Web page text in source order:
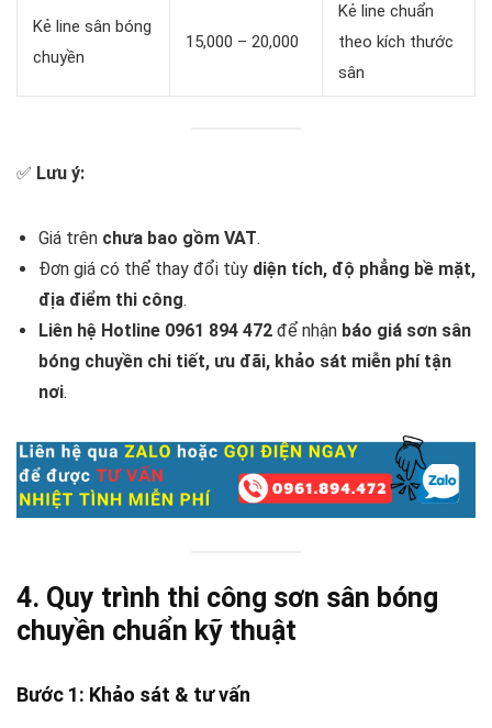
Kẻ line sân bóng
chuyền
15,000 – 20,000
Kẻ line chuẩn
theo kích thước
sân
✅ Lưu ý:
Giá trên chưa bao gồm VAT.
Đơn giá có thể thay đổi tùy diện tích, độ phẳng bề mặt,
địa điểm thi công.
Liên hệ Hotline 0961 894 472 để nhận báo giá sơn sân
bóng chuyền chi tiết, ưu đãi, khảo sát miễn phí tận
nơi.
4. Quy trình thi công sơn sân bóng
chuyền chuẩn kỹ thuật
Bước 1: Khảo sát & tư vấn